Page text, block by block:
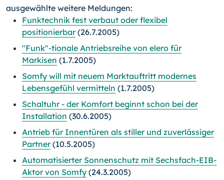
ausgewählte weitere Meldungen:
Funktechnik fest verbaut oder flexibel
positionierbar(26.7.2005)
"Funk"-tionale Antriebsreihe von elero für
Markisen (1.7.2005)
Somfy will mit neuem Marktauftritt modernes
Lebensgefühl vermitteln (1.7.2005)
Schaltuhr - der Komfort beginnt schon bei der
Installation (30.6.2005)
Antrieb für Innentüren als stiller und zuverlässiger
Partner(10.5.2005)
Automatisierter Sonnenschutz mit Sechsfach-EIB-
Aktor von Somfy (24.3.2005)